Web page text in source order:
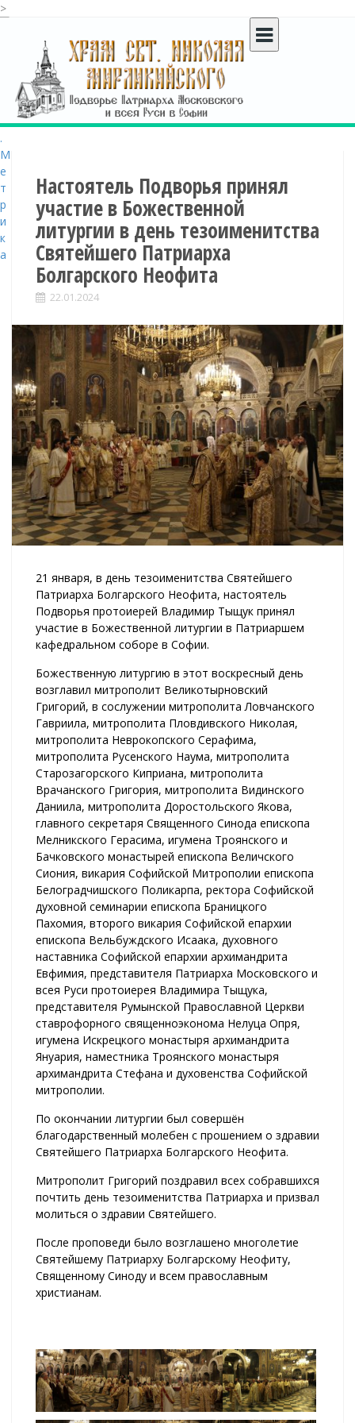
>
c
o
n
t
e
n
t
Настоятель Подворья принял
участие в Божественной
литургии в день тезоименитства
Святейшего Патриарха
Болгарского Неофита
22.01.2024
21 января, в день тезоименитства Святейшего
Патриарха Болгарского Неофита, настоятель
Подворья протоиерей Владимир Тыщук принял
участие в Божественной литургии в Патриаршем
кафедральном соборе в Софии.
Божественную литургию в этот воскресный день
возглавил митрополит Великотырновский
Григорий, в сослужении митрополита Ловчанского
Гавриила, митрополита Пловдивского Николая,
митрополита Неврокопского Серафима,
митрополита Русенского Наума, митрополита
Старозагорского Киприана, митрополита
Врачанского Григория, митрополита Видинского
Даниила, митрополита Доростольского Якова,
главного секретаря Священного Синода епископа
Мелникского Герасима, игумена Троянского и
Бачковского монастырей епископа Величского
Сиония, викария Софийской Митрополии епископа
Белоградчишского Поликарпа, ректора Софийской
духовной семинарии епископа Браницкого
Пахомия, второго викария Софийской епархии
епископа Вельбуждского Исаака, духовного
наставника Софийской епархии архимандрита
Евфимия, представителя Патриарха Московского и
всея Руси протоиерея Владимира Тыщука,
представителя Румынской Православной Церкви
ставрофорного священноэконома Нелуца Опря,
игумена Искрецкого монастыря архимандрита
Януария, наместника Троянского монастыря
архимандрита Стефана и духовенства Софийской
митрополии.
По окончании литургии был совершён
благодарственный молебен с прошением о здравии
Святейшего Патриарха Болгарского Неофита.
Митрополит Григорий поздравил всех собравшихся
почтить день тезоименитства Патриарха и призвал
молиться о здравии Святейшего.
После проповеди было возглашено многолетие
Святейшему Патриарху Болгарскому Неофиту,
Священному Синоду и всем православным
христианам.